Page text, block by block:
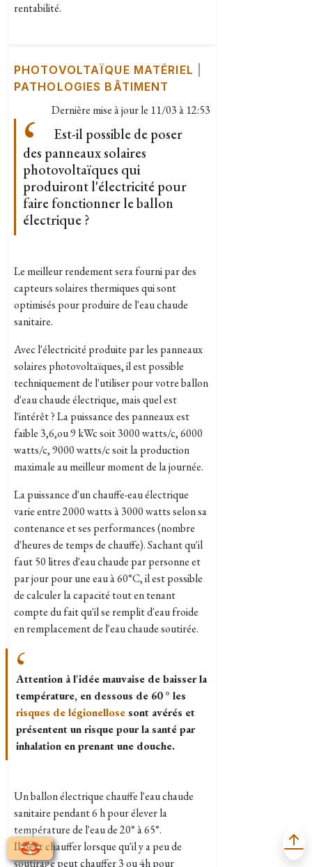
rentabilité.
PHOTOVOLTAÏQUE MATÉRIEL
PATHOLOGIES BÂTIMENT
Dernière mise à jour le 11/03 à 12:53
Est-il possible de poser
des panneaux solaires
photovoltaïques qui
produiront l'électricité pour
faire fonctionner le ballon
électrique ?
Le meilleur rendement sera fourni par des
capteurs solaires thermiques qui sont
optimisés pour produire de l'eau chaude
sanitaire.
Avec l'électricité produite par les panneaux
solaires photovoltaïques, il est possible
techniquement de l'utiliser pour votre ballon
d'eau chaude électrique, mais quel est
l'intérêt ? La puissance des panneaux est
faible 3,6,ou 9 kWc soit 3000 watts/c,6000
watts/c, 9000 watts/c soit la production
maximale au meilleur moment de la journée.
La puissance d'un chauffe-eau électrique
varie entre 2000 watts à 3000 watts selon sa
contenance et ses performances (nombre
d'heures de temps de chauffe). Sachant qu'il
faut 50 litres d'eau chaude par personne et
par jour pour une eau à 60°C, il est possible
de calculer la capacité tout en tenant
compte du fait qu'il se remplit d'eau froide
en remplacement de l'eau chaude soutirée.
Attention à l'idée mauvaise de baisser la
température, en dessous de 60 ° les
risques de légionellosesont avérés et
présentent un risque pour la santé par
inhalation en prenant une douche.
Un ballon électrique chauffe l'eau chaude
sanitaire pendant 6 h pour élever la
température de l'eau de 20° à 65°.
Il peut chauffer lorsque qu'il y a peu de
soutirage peut chauffer 3 ou 4h pour